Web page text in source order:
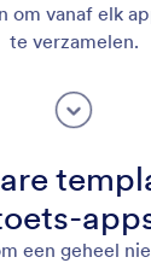
om vanaf elk
te verzamelen.
een geheel